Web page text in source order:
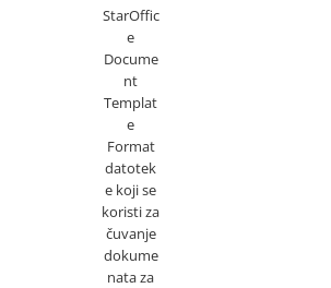
StarOffic
e
Docume
nt
Templat
e
Format
datotek
e koji se
koristi za
čuvanje
dokume
nata za